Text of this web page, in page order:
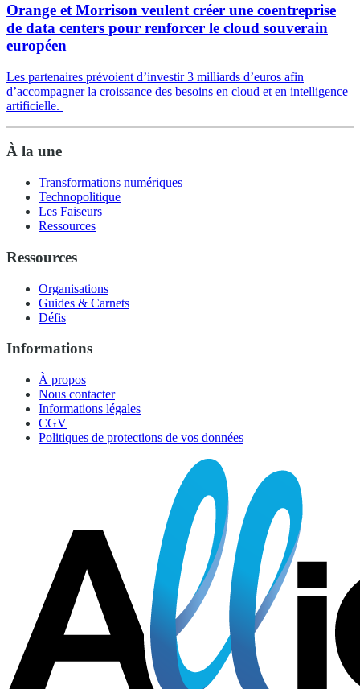
Orange et Morrison veulent créer une coentreprise
de data centers pour renforcer le cloud souverain
européen
Les partenaires prévoient d’investir 3 milliards d’euros afin
d’accompagner la croissance des besoins en cloud et en intelligence
artificielle.
À la une
Transformations numériques
Technopolitique
Les Faiseurs
Ressources
Ressources
Organisations
Guides & Carnets
Défis
Informations
À propos
Nous contacter
Informations légales
CGV
Politiques de protections de vos données